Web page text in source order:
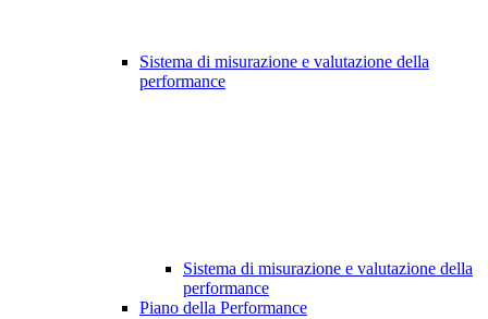
Sistema di misurazione e valutazione della
performance
Sistema di misurazione e valutazione della
performance
Piano della Performance